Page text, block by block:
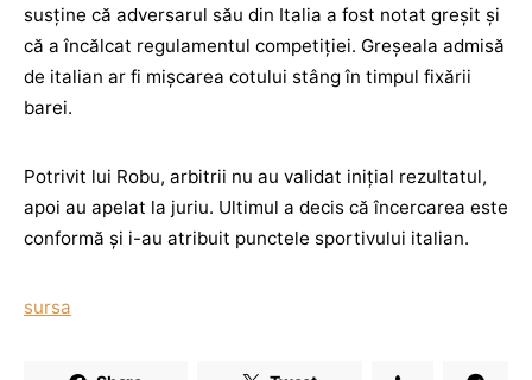
susține că adversarul său din Italia a fost notat greșit și
că a încălcat regulamentul competiției. Greșeala admisă
de italian ar fi mișcarea cotului stâng în timpul fixării
barei.
Potrivit lui Robu, arbitrii nu au validat inițial rezultatul,
apoi au apelat la juriu. Ultimul a decis că încercarea este
conformă și i-au atribuit punctele sportivului italian.
sursa